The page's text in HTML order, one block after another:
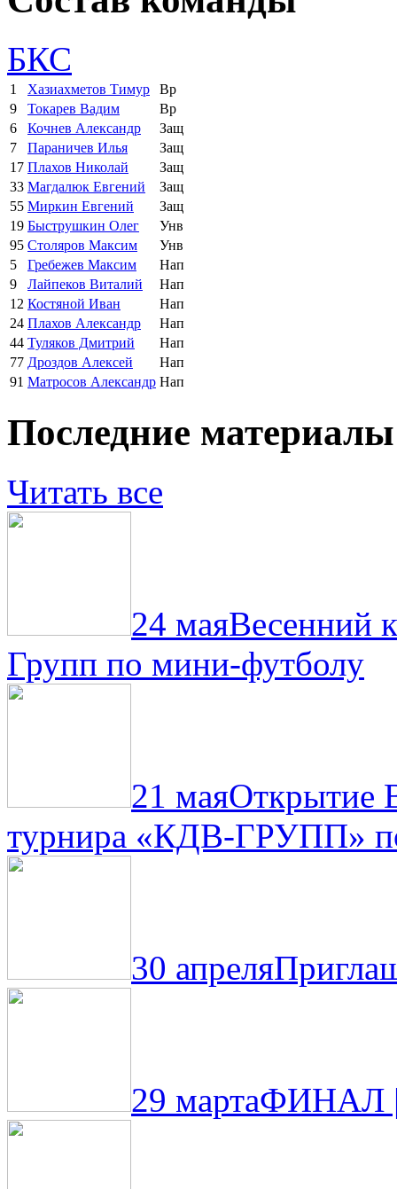
БКС
1 Хазиахметов Тимур
Вр
9
Токарев Вадим
Вр
6
Кочнев Александр
Защ
7
Параничев Илья
Защ
17 Плахов Николай
Защ
33 Магдалюк Евгений
Защ
55 Миркин Евгений
Защ
19 Быструшкин Олег
Унв
95 Столяров Максим
Унв
5
Гребежев Максим
Нап
9
Лайпеков Виталий
Нап
12 Костяной Иван
Нап
24 Плахов Александр
Нап
44 Туляков Дмитрий
Нап
77 Дроздов Алексей
Нап
91 Матросов Александр Нап
Последние материалы
Читать все
24 маяВесенний
Групп по мини-футболу
21 маяОткрытие
турнира «КДВ-ГРУПП»
30 апреля
29 мартаФИНАЛ |